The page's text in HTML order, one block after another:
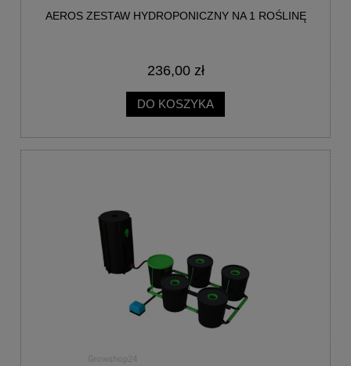
AEROS ZESTAW HYDROPONICZNY NA 1 ROŚLINĘ
236,00 zł
DO KOSZYKA